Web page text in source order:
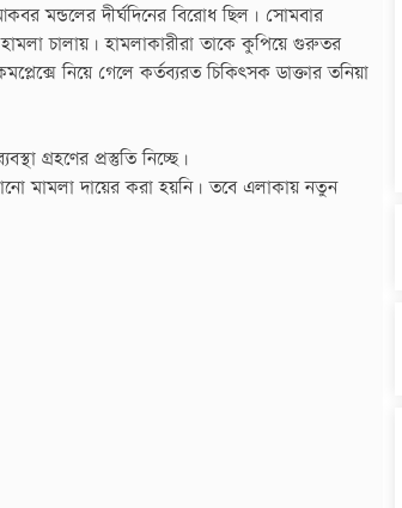
মন্ডলের দীর্ঘদিনের বিরোধ ছিল। সোমবার
চালায়। হামলাকারীরা তাকে কুপিয়ে গুরুতর
নিয়ে গেলে কর্তব্যরত চিকিৎসক ডাক্তার তনিয়া
গ্রহণের প্রস্তুতি নিচ্ছে।
মামলা দায়ের করা হয়নি। তবে এলাকায় নতুন